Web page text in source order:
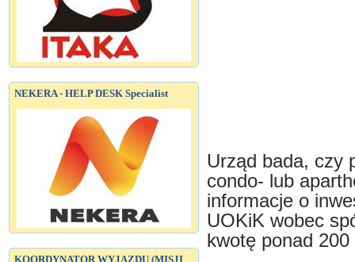
NEKERA - HELP DESK Specialist
KOORDYNATOR WYJAZDU (MISJI
Urząd bada, czy
condo- lub
informacje o
UOKiK wobec
kwotę ponad 200